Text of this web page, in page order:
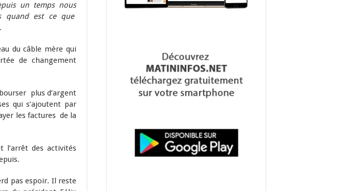
un temps nous
quand est ce que
du câble mère qui
de changement
plus d’argent
qui s’ajoutent par
les factures de la
l’arrêt des activités
pas espoir. Il reste